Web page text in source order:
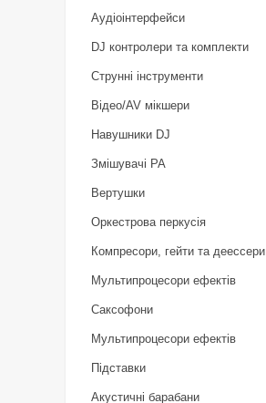
Аудіоінтерфейси
DJ контролери та комплекти
Струнні інструменти
Відео/AV мікшери
Навушники DJ
Змішувачі PA
Вертушки
Оркестрова перкусія
Компресори, гейти та деессери
Мультипроцесори ефектів
Саксофони
Мультипроцесори ефектів
Підставки
Акустичні барабани